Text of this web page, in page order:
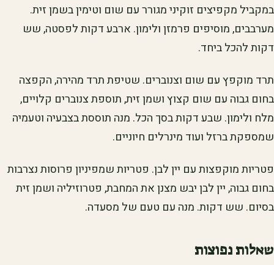
במקביל מקפיצים זוקיני מגורר עם שום וטימין בשמן זית.
מערבבים, מוסיפים פרמזן ולימון. ארבע דקות לפסטה, שש
דקות להכל ביחד.
תרד מוקפץ עם שום וצנוברים. שטיפת תרד מהירה, הקפצה
בחום גבוה עם שום קצוץ ושמן זית, תוספת צנוברים קלויים,
מלח ולימון. שבע דקות בסך הכל. מנה תוססת בצבעיה וטעמיה
שמספקת ברזל ועוד מינרלים חיוניים.
פטריות מוקפצות עם יין לבן. פטריות שמפיניון פרוסות נצרבות
בחום גבוה, יין לבן יבש מצנן את המחבת, פטרוזיליה ושמן זית
בסיום. שש דקות. מנה עם טעם של מסעדה.
שאלות נפוצות